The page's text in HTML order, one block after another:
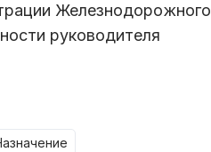
Железнодорожного
руководителя
назначение